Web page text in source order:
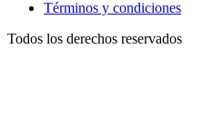
Términos y condiciones
Todos los derechos reservados